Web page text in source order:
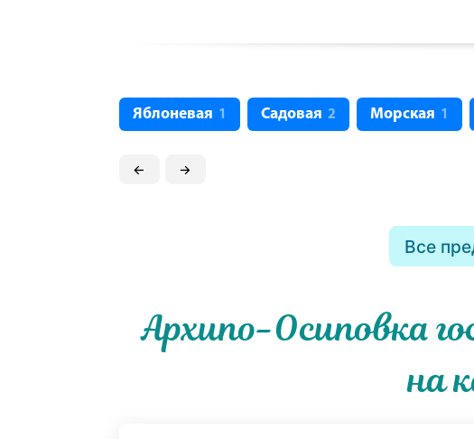
Яблоневая 1 Садовая 2 Морская 1
← →
Все
Архипо-Осиповка
на